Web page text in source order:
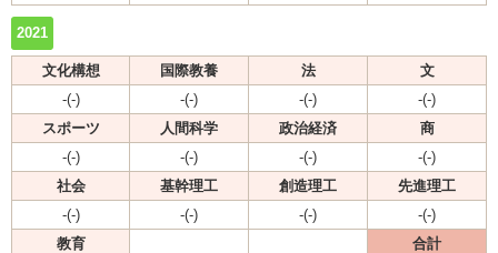
2021
文化構想 国際教養 法
文
-(-)
-(-) -(-)
-(-)
スポーツ
人間科学 政治経済
商
-(-)
-(-) -(-)
-(-)
社会
基幹理工 創造理工
先進理工
-(-)
-(-) -(-)
-(-)
教育
合計